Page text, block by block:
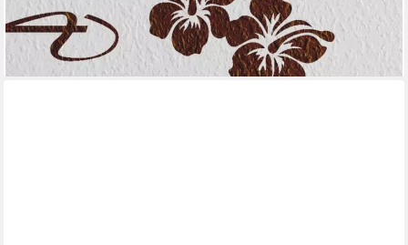
ab 19,99 €
lieferbar - in 5-6 Werktagen bei dir
+4